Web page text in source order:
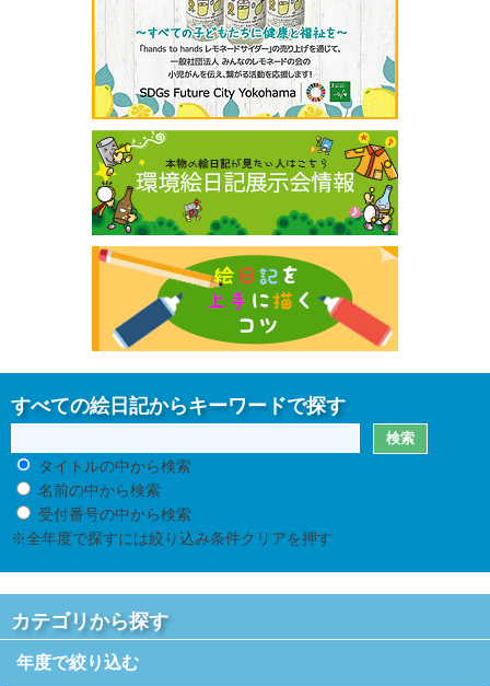
すべての絵日記からキーワードで探す
タイトルの中から検索
名前の中から検索
受付番号の中から検索
※全年度で探すには絞り込み条件クリアを押す
カテゴリから探す
年度で絞り込む